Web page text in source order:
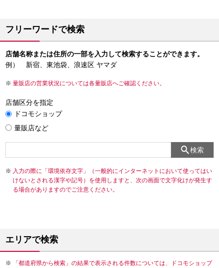
フリーワードで検索
店舗名称または住所の一部を入力して検索することができます。
例） 新宿、東池袋、浪速区 ヤマダ
量販店の営業状況については各量販店へご確認ください。
店舗区分を指定
ドコモショップ
量販店など
検索
入力の際に「環境依存文字」（一般的にインターネットにおいて使ってはい
けないとされる漢字や記号）を使用しますと、次の画面で文字化けが発生す
る場合がありますのでご注意ください。
エリアで検索
「都道府県から検索」の結果で表示される件数については、ドコモショップ